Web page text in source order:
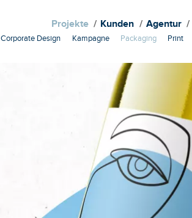
Projekte
Corporate Design Kampagne Packaging Print
Kunden Agentur